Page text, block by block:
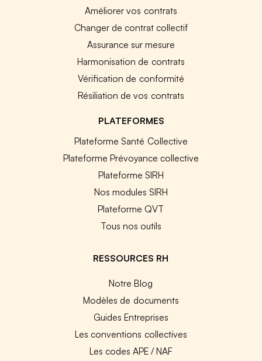
Améliorer vos contrats
Changer de contrat collectif
Assurance sur mesure
Harmonisation de contrats
Vérification de conformité
Résiliation de vos contrats
PLATEFORMES
Plateforme Santé Collective
Plateforme Prévoyance collective
Plateforme SIRH
Nos modules SIRH
Plateforme QVT
Tous nos outils
RESSOURCES RH
Notre Blog
Modèles de documents
Guides Entreprises
Les conventions collectives
Les codes APE / NAF